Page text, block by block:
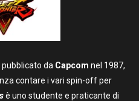
da Capcom nel 1987,
contare i vari spin-off per
è uno studente e praticante di